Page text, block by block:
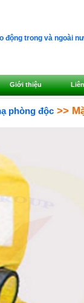
động trong và ngoài
Giới thiệu
phòng độc>>